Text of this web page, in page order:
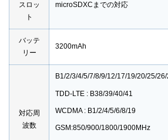
スロッ
ト
microSDXCまでの対応
バッテ
リー
3200mAh
対応周
波数
B1/2/3/4/5/7/8/9/12/17/19/20/25/
TDD-LTE : B38/39/40/41
WCDMA : B1/2/4/5/6/8/19
GSM:850/900/1800/1900MHz